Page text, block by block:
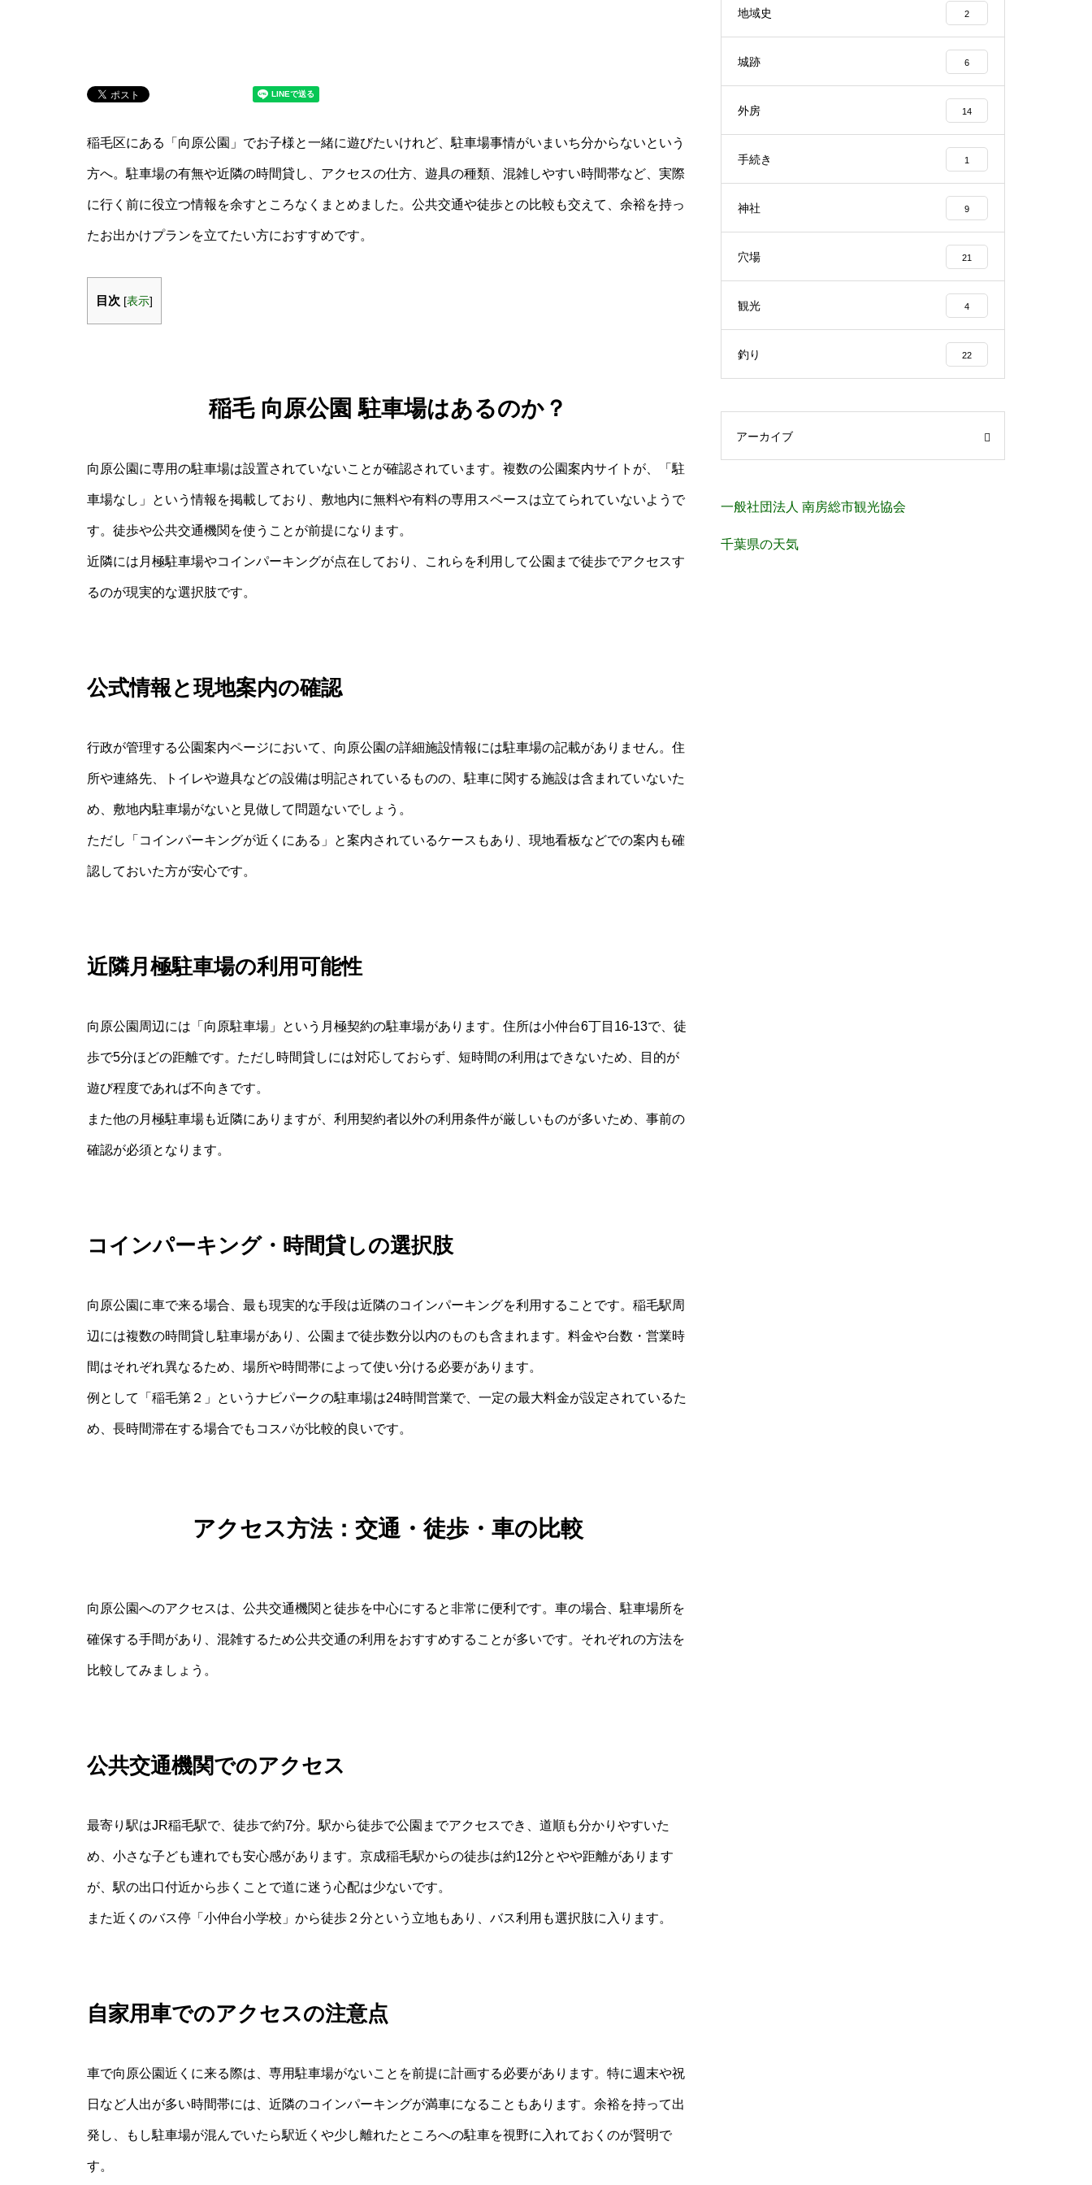
稲毛区にある「向原公園」でお子様と一緒に遊びたいけれど、駐車場事情がいまいち分からないという
方へ。駐車場の有無や近隣の時間貸し、アクセスの仕方、遊具の種類、混雑しやすい時間帯など、実際
に行く前に役立つ情報を余すところなくまとめました。公共交通や徒歩との比較も交えて、余裕を持っ
たお出かけプランを立てたい方におすすめです。
目次 [表示]
稲毛 向原公園 駐車場はあるのか？
向原公園に専用の駐車場は設置されていないことが確認されています。複数の公園案内サイトが、「駐
車場なし」という情報を掲載しており、敷地内に無料や有料の専用スペースは立てられていないようで
す。徒歩や公共交通機関を使うことが前提になります。
近隣には月極駐車場やコインパーキングが点在しており、これらを利用して公園まで徒歩でアクセスす
るのが現実的な選択肢です。
公式情報と現地案内の確認
行政が管理する公園案内ページにおいて、向原公園の詳細施設情報には駐車場の記載がありません。住
所や連絡先、トイレや遊具などの設備は明記されているものの、駐車に関する施設は含まれていないた
め、敷地内駐車場がないと見做して問題ないでしょう。
ただし「コインパーキングが近くにある」と案内されているケースもあり、現地看板などでの案内も確
認しておいた方が安心です。
近隣月極駐車場の利用可能性
向原公園周辺には「向原駐車場」という月極契約の駐車場があります。住所は小仲台6丁目16-13で、徒
歩で5分ほどの距離です。ただし時間貸しには対応しておらず、短時間の利用はできないため、目的が
遊び程度であれば不向きです。
また他の月極駐車場も近隣にありますが、利用契約者以外の利用条件が厳しいものが多いため、事前の
確認が必須となります。
コインパーキング・時間貸しの選択肢
向原公園に車で来る場合、最も現実的な手段は近隣のコインパーキングを利用することです。稲毛駅周
辺には複数の時間貸し駐車場があり、公園まで徒歩数分以内のものも含まれます。料金や台数・営業時
間はそれぞれ異なるため、場所や時間帯によって使い分ける必要があります。
例として「稲毛第２」というナビパークの駐車場は24時間営業で、一定の最大料金が設定されているた
め、長時間滞在する場合でもコスパが比較的良いです。
アクセス方法：交通・徒歩・車の比較
向原公園へのアクセスは、公共交通機関と徒歩を中心にすると非常に便利です。車の場合、駐車場所を
確保する手間があり、混雑するため公共交通の利用をおすすめすることが多いです。それぞれの方法を
比較してみましょう。
公共交通機関でのアクセス
最寄り駅はJR稲毛駅で、徒歩で約7分。駅から徒歩で公園までアクセスでき、道順も分かりやすいた
め、小さな子ども連れでも安心感があります。京成稲毛駅からの徒歩は約12分とやや距離があります
が、駅の出口付近から歩くことで道に迷う心配は少ないです。
また近くのバス停「小仲台小学校」から徒歩２分という立地もあり、バス利用も選択肢に入ります。
自家用車でのアクセスの注意点
車で向原公園近くに来る際は、専用駐車場がないことを前提に計画する必要があります。特に週末や祝
日など人出が多い時間帯には、近隣のコインパーキングが満車になることもあります。余裕を持って出
発し、もし駐車場が混んでいたら駅近くや少し離れたところへの駐車を視野に入れておくのが賢明で
す。
地域史 2
城跡 6
外房 14
手続き 1
神社 9
穴場 21
観光 4
釣り 22
アーカイブ
一般社団法人 南房総市観光協会
千葉県の天気